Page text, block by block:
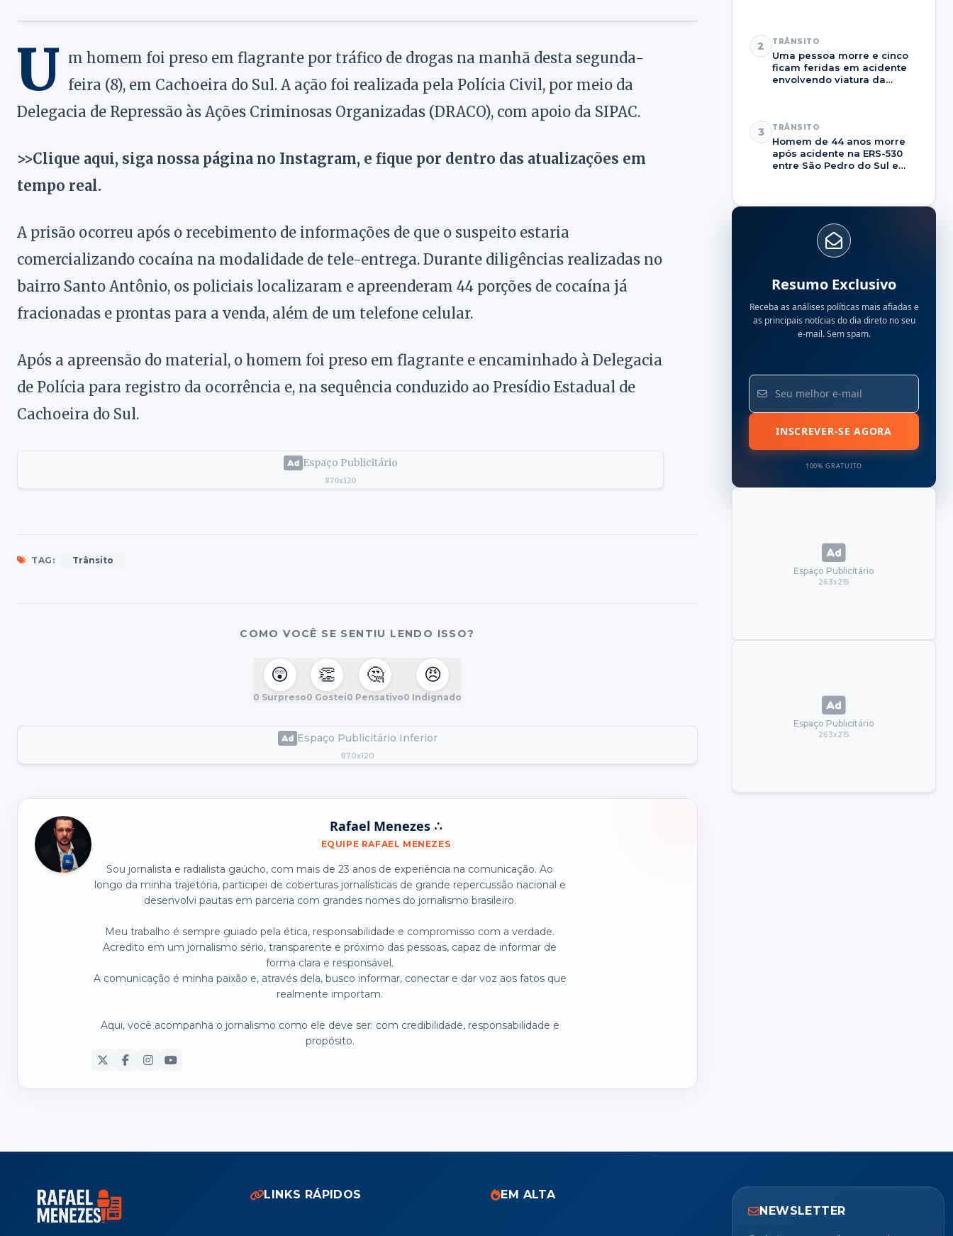
U m homem foi preso em flagrante por tráfico de drogas na manhã desta segunda-
feira (8), em Cachoeira do Sul. A ação foi realizada pela Polícia Civil, por meio da
Delegacia de Repressão às Ações Criminosas Organizadas (DRACO), com apoio da SIPAC.
>>Clique aqui, siga nossa página no Instagram, e fique por dentro das atualizações em
tempo real.
A prisão ocorreu após o recebimento de informações de que o suspeito estaria
comercializando cocaína na modalidade de tele-entrega. Durante diligências realizadas no
bairro Santo Antônio, os policiais localizaram e apreenderam 44 porções de cocaína já
fracionadas e prontas para a venda, além de um telefone celular.
Após a apreensão do material, o homem foi preso em flagrante e encaminhado à Delegacia
de Polícia para registro da ocorrência e, na sequência conduzido ao Presídio Estadual de
Cachoeira do Sul.
Espaço Publicitário
870x120
TAG: Trânsito
COMO VOCÊ SE SENTIU LENDO ISSO?
😲
0 Surpreso
👏
0 Gostei
🤔
0 Pensativo
😠
0 Indignado
Espaço Publicitário Inferior
870x120
Rafael Menezes ∴
EQUIPE RAFAEL MENEZES
Sou jornalista e radialista gaúcho, com mais de 23 anos de experiência na comunicação. Ao
longo da minha trajetória, participei de coberturas jornalísticas de grande repercussão nacional e
desenvolvi pautas em parceria com grandes nomes do jornalismo brasileiro.
Meu trabalho é sempre guiado pela ética, responsabilidade e compromisso com a verdade.
Acredito em um jornalismo sério, transparente e próximo das pessoas, capaz de informar de
forma clara e responsável.
A comunicação é minha paixão e, através dela, busco informar, conectar e dar voz aos fatos que
realmente importam.
Aqui, você acompanha o jornalismo como ele deve ser: com credibilidade, responsabilidade e
propósito.
2 TRÂNSITO
Uma pessoa morre e cinco
ficam feridas em acidente
envolvendo viatura da
3 TRÂNSITO
Homem de 44 anos morre
após acidente na ERS-530
entre São Pedro do Sul e
Resumo Exclusivo
Receba as análises políticas mais afiadas e
as principais notícias do dia direto no seu
e-mail. Sem spam.
INSCREVER-SE AGORA
100% GRATUITO
Espaço Publicitário
263x215
Espaço Publicitário
263x215
LINKS RÁPIDOS
EM ALTA
NEWSLETTER